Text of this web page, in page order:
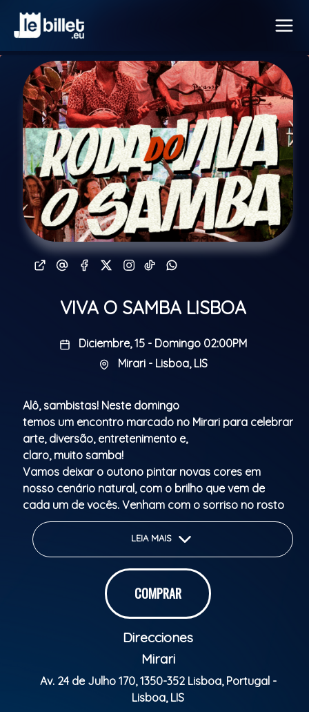
VIVA O SAMBA LISBOA
Diciembre, 15 - Domingo 02:00PM
Mirari - Lisboa, LIS
Alô, sambistas! Neste domingo
temos um encontro marcado no Mirari para celebrar
arte, diversão, entretenimento e,
claro, muito samba!
Vamos deixar o outono pintar novas cores em
nosso cenário natural, com o brilho que vem de
cada um de vocês. Venham com o sorriso no rosto
e a alegria na alma, trazendo o orgulho de ser
brasileiro, com aquele nosso jeito especial de
espalhar felicidade. Nosso evento é um espaço de
paz e respeito, onde o calor humano contagia, e
fazemos tudo com muito amor. Sabemos que
vocês retribuem com a energia pura que o samba
melhor da World Music.
LEIA MAIS
COMPRAR
Direcciones
Mirari
Av. 24 de Julho 170, 1350-352 Lisboa, Portugal -
Lisboa, LIS